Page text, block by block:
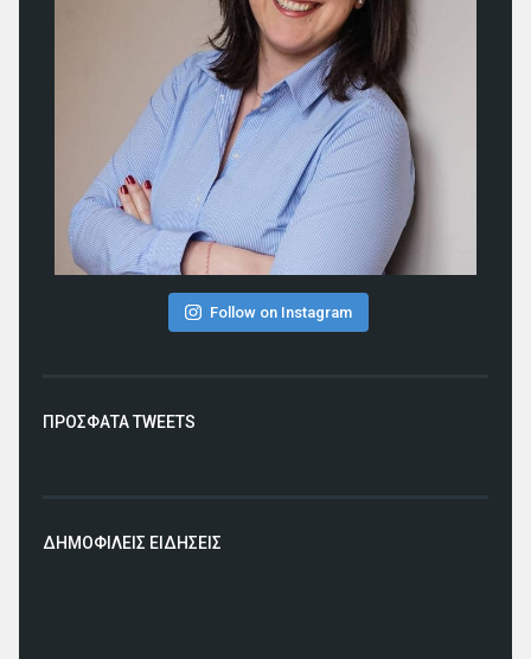
Follow on Instagram
ΠΡΟΣΦΑΤΑ TWEETS
ΔΗΜΟΦΙΛΕΙΣ ΕΙΔΗΣΕΙΣ